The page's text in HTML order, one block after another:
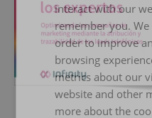
interact with our
remember you.
order to improve
browsing
metrics about our
website and other
more about the